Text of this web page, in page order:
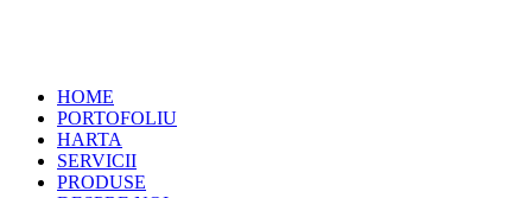
HOME
PORTOFOLIU
HARTA
SERVICII
PRODUSE